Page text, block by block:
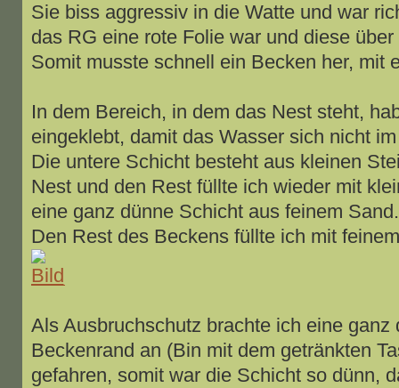
Sie biss aggressiv in die Watte und war
das RG eine rote Folie war und diese
Somit musste schnell ein Becken her, mit
In dem Bereich, in dem das Nest steht,
eingeklebt, damit das Wasser sich nicht
Die untere Schicht besteht aus kleinen
Nest und den Rest füllte ich wieder mit
eine ganz dünne Schicht aus feinem Sand.
Den Rest des Beckens füllte ich mit
Als Ausbruchschutz brachte ich eine
Beckenrand an (Bin mit dem getränkten
gefahren, somit war die Schicht so dünn,